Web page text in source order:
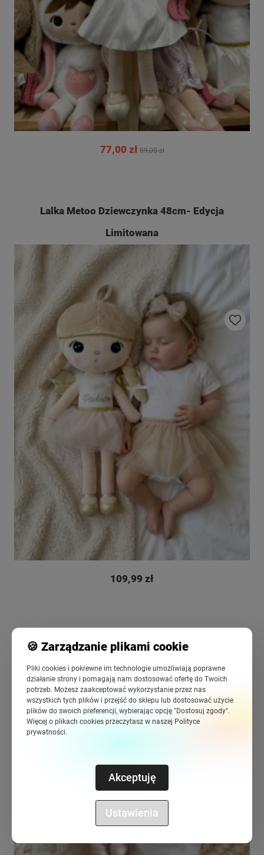
77,00 zł 89,00 zł
Lalka Metoo Dziewczynka 48cm- Edycja
Limitowana
109,99 zł
Do
Lalka Metoo Aniołek mini 30cm- lalkametoo.pl
🍪 Zarządzanie plikami cookie
Pliki cookies i pokrewne im technologie umożliwiają poprawne
działanie strony i pomagają nam dostosować ofertę do Twoich
potrzeb. Możesz zaakceptować wykorzystanie przez nas
wszystkich tych plików i przejść do sklepu lub dostosować użycie
plików do swoich preferencji, wybierając opcję "Dostosuj zgody".
Więcej o plikach cookies przeczytasz w naszej Polityce
prywatności.
Ustawienia
Akceptuję